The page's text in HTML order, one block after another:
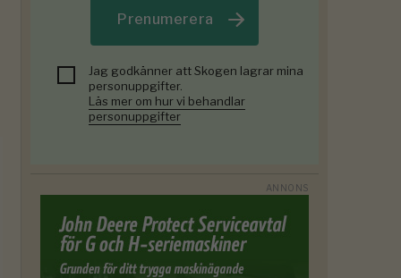
Prenumerera
Jag godkänner att Skogen lagrar mina
personuppgifter.
Läs mer om hur vi behandlar
personuppgifter